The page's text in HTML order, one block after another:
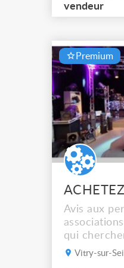
vendeur
Premium
Avis aux
qui
avec du
Vitry-sur-